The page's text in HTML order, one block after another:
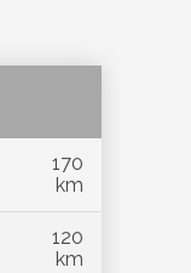
170
km
120
km